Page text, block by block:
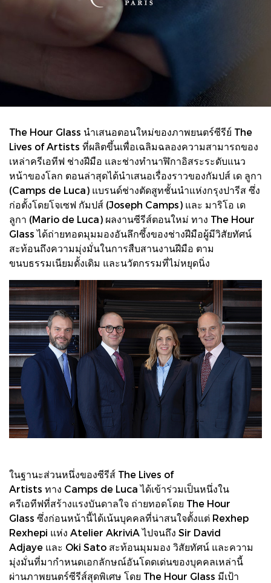
The Hour Glass นำเสนอตอนใหม่ของภาพยนตร์ซีรีย์ The
Lives of Artists ที่ผลิตขึ้นเพื่อเฉลิมฉลองความสามารถของ
เหล่าครีเอทีฟ ช่างฝีมือ และช่างทำนาฬิกาอิสระระดับแนว
หน้าของโลก ตอนล่าสุดได้นำเสนอเรื่องราวของกัมปส์ เด ลูกา
(Camps de Luca) แบรนด์ช่างตัดสูทชั้นนำแห่งกรุงปารีส ซึ่ง
ก่อตั้งโดยโจเซฟ กัมปส์ (Joseph Camps) และ มาริโอ เด
ลูกา (Mario de Luca) ผลงานซีรีส์ตอนใหม่ ทาง The Hour
Glass ได้ถ่ายทอดมุมมองอันลึกซึ้งของช่างฝีมือผู้มีวิสัยทัศน์
สะท้อนถึงความมุ่งมั่นในการสืบสานงานฝีมือ ตาม
ขนบธรรมเนียมดั้งเดิม และนวัตกรรมที่ไม่หยุดนิ่ง
ในฐานะส่วนหนึ่งของซีรีส์ The Lives of
Artists ทาง Camps de Luca ได้เข้าร่วมเป็นหนึ่งใน
ครีเอทีฟที่สร้างแรงบันดาลใจ ถ่ายทอดโดย The Hour
Glass ซึ่งก่อนหน้านี้ได้เน้นบุคคลที่น่าสนใจตั้งแต่ Rexhep
Rexhepi แห่ง Atelier AkriviA ไปจนถึง Sir David
Adjaye และ Oki Sato สะท้อนมุมมอง วิสัยทัศน์ และความ
มุ่งมั่นที่มากำหนดเอกลักษณ์อันโดดเด่นของบุคคลเหล่านี้
ผ่านภาพยนตร์ซีรีส์สุดพิเศษ โดย The Hour Glass มีเป้า